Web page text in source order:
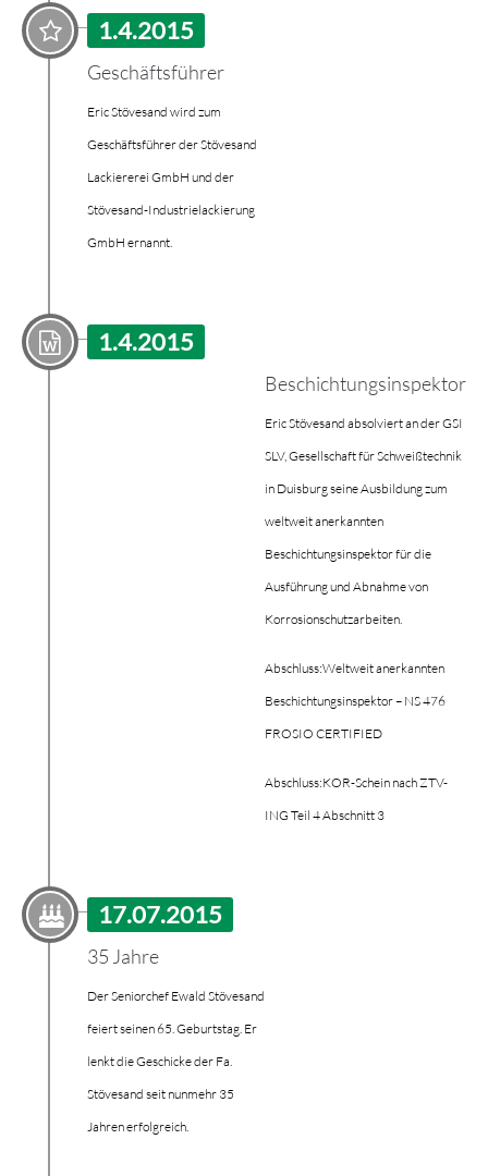
1.4.2015
Geschäftsführer
Eric Stövesand wird zum
Geschäftsführer der Stövesand
Lackiererei GmbH und der
Stövesand-Industrielackierung
GmbH ernannt.
1.4.2015
Beschichtungsinspektor
Eric Stövesand absolviert an der GSI
SLV, Gesellschaft für Schweißtechnik
in Duisburg seine Ausbildung zum
weltweit anerkannten
Beschichtungsinspektor für die
Ausführung und Abnahme von
Korrosionschutzarbeiten.
Abschluss:Weltweit anerkannten
Beschichtungsinspektor – NS 476
FROSIO CERTIFIED
Abschluss:KOR-Schein nach ZTV-
ING Teil 4 Abschnitt 3
17.07.2015
35 Jahre
Der Seniorchef Ewald Stövesand
feiert seinen 65. Geburtstag. Er
lenkt die Geschicke der Fa.
Stövesand seit nunmehr 35
Jahren erfolgreich.